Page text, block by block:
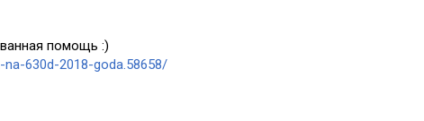
помощь :)
630d-2018-goda.58658/